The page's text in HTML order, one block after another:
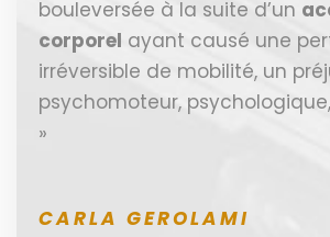
bouleversée à la suite d’un
corporel ayant causé une
irréversible de mobilité, un
psychomoteur,
»
CARLA GEROLAMI